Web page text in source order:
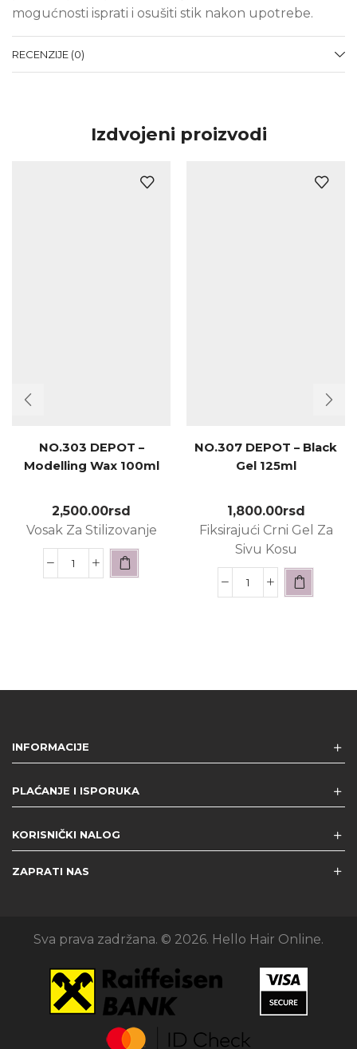
mogućnosti isprati i osušiti stik nakon upotrebe.
RECENZIJE (0)
Izdvojeni proizvodi
NO.303 DEPOT –
Modelling Wax 100ml
2,500.00rsd
Vosak Za Stilizovanje
NO.307 DEPOT – Black
Gel 125ml
1,800.00rsd
Fiksirajući Crni Gel Za
Sivu Kosu
INFORMACIJE
PLAĆANJE I ISPORUKA
KORISNIČKI NALOG
ZAPRATI NAS
Sva prava zadržana. © 2026. Hello Hair Online.